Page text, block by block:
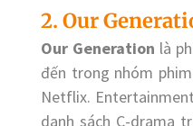
2. Our
Our Generation là
đến trong nhóm
Netflix.
danh sách C-drama